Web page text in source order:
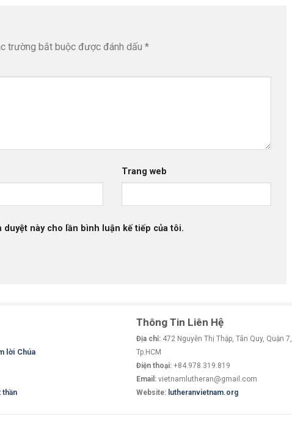
trường bắt buộc được đánh dấu *
Trang web
này cho lần bình luận kế tiếp của tôi.
lời Chúa
thần
Thông Tin Liên Hệ
Địa chỉ: 472 Nguyễn Thị Thập, Tân Quy, Quận 7,
Tp.HCM
Điện thoại: +84.978.319.819
Email: vietnamlutheran@gmail.com
Website: lutheranvietnam.org